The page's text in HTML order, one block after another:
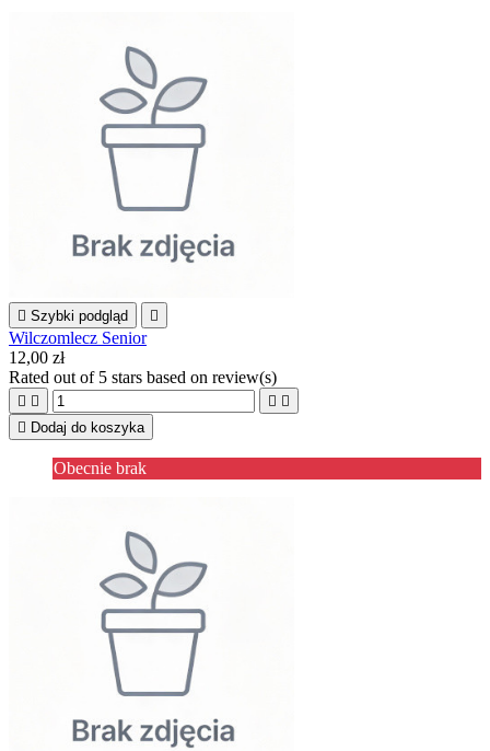
 Szybki podgląd 
Wilczomlecz Senior
12,00 zł
Rated out of 5 stars based on review(s)
   
 Dodaj do koszyka
Obecnie brak